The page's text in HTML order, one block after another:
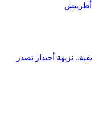
أطريبش
نزيهة أحيذار تصدر